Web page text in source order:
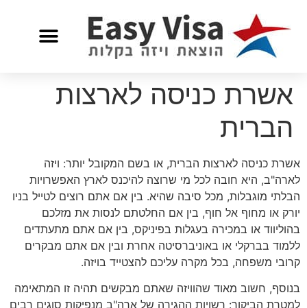
אשרת כניסה לארצות
הברית
אשרת כניסה לארצות הברית, או בשם המקובל יותר: ויזה
לארה"ב, היא חובה לכל מי שרוצה להיכנס לארץ האפשרויות
הבלתי מוגבלות, מכל סיבה שהיא. בין אם אתם רוצים לטייל בניו
יורק או מחוף אל חוף, בין אם החלטתם לנסות את מזלכם
בהוליווד או במכירה בעגלות בפיניקס, בין אם אתם מתעתדים
ללמוד בברקלי או באוניברסיטה אחרת ובין אם אתם מבקרים
קרובי משפחה, בכל מקרה עליכם להצטייד בויזה.
בנוסף, חשוב מאוד שהוויזה שאתם מבקשים תהיה זו המתאימה
למטרת הביקור: רשויות ההגירה של ארה"ב מנפיקות סוגים רבים